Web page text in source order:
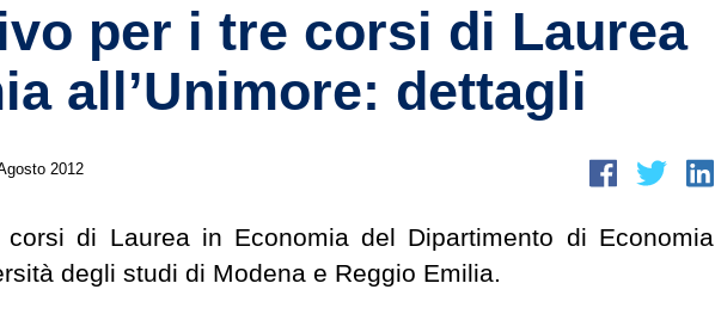
per i tre corsi di Laurea
all’Unimore: dettagli
2012
di Laurea in Economia del Dipartimento di Economia
degli studi di Modena e Reggio Emilia.